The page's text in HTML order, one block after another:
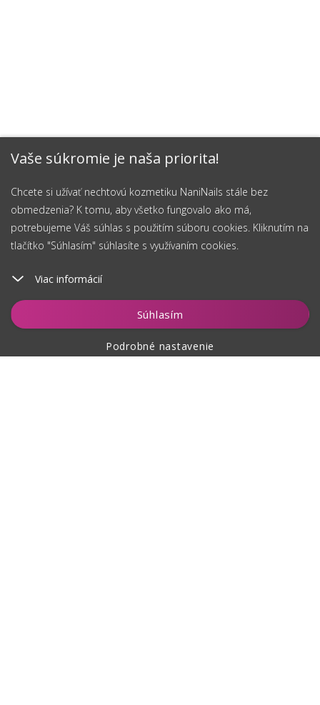
Vaše súkromie je naša priorita!
Chcete si užívať nechtovú kozmetiku NaniNails stále bez
obmedzenia? K tomu, aby všetko fungovalo ako má,
potrebujeme Váš súhlas s použitím súboru cookies. Kliknutím na
tlačítko "Súhlasím" súhlasíte s využívaním cookies.
Viac informácií
Súhlasím
Podrobné nastavenie
Vložiť do košíka